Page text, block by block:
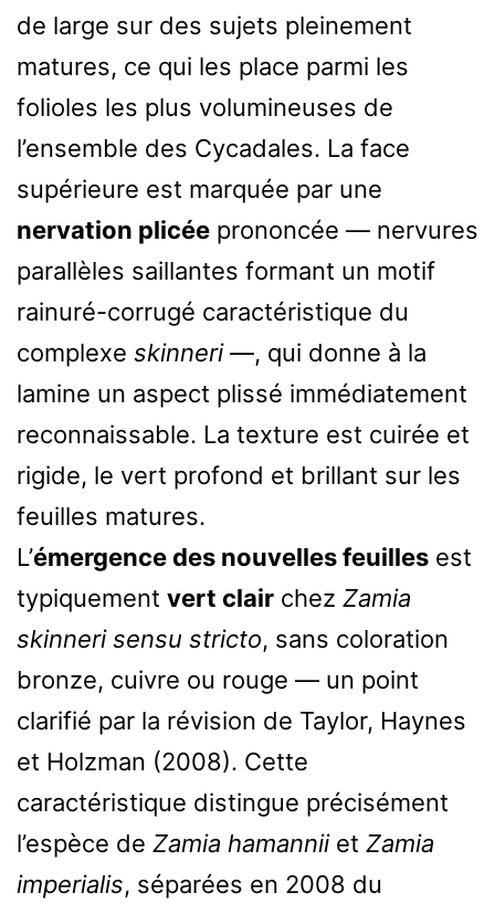
de large sur des sujets pleinement
matures, ce qui les place parmi les
folioles les plus volumineuses de
l’ensemble des Cycadales. La face
supérieure est marquée par une
nervation plicée prononcée — nervures
parallèles saillantes formant un motif
rainuré-corrugé caractéristique du
complexe skinneri—, qui donne à la
lamine un aspect plissé immédiatement
reconnaissable. La texture est cuirée et
rigide, le vert profond et brillant sur les
feuilles matures.
L’émergence des nouvelles feuilles est
typiquement vert clair chez Zamia
skinneri sensu stricto, sans coloration
bronze, cuivre ou rouge — un point
clarifié par la révision de Taylor, Haynes
et Holzman (2008). Cette
caractéristique distingue précisément
l’espèce de Zamia hamanniiet Zamia
imperialis, séparées en 2008 du